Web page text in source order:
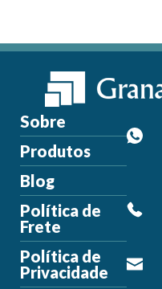
Sobre
Produtos
Blog
Política de
Frete
Política de
Privacidade